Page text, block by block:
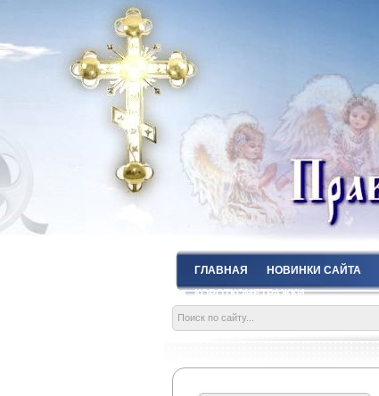
ГЛАВНАЯ НОВИНКИ САЙТА
КОРОТКОМЕТРАЖКИ